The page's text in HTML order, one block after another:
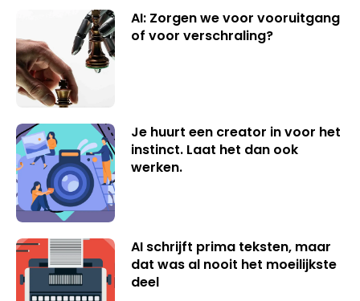
AI: Zorgen we voor vooruitgang
of voor verschraling?
Je huurt een creator in voor het
instinct. Laat het dan ook
werken.
AI schrijft prima teksten, maar
dat was al nooit het moeilijkste
deel